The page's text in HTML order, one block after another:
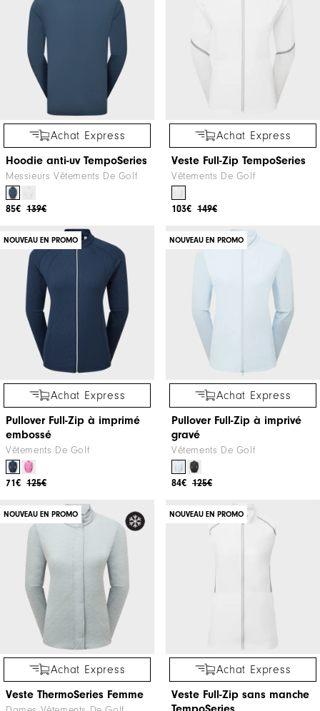
Achat Express
Hoodie anti-uv TempoSeries
Messieurs Vêtements De Golf
139€
85€
Achat Express
Veste Full-Zip TempoSeries
Vêtements De Golf
149€
103€
NOUVEAU EN PROMO
Achat Express
Pullover Full-Zip à imprimé
embossé
Vêtements De Golf
125€
71€
NOUVEAU EN PROMO
Achat Express
Pullover Full-Zip à imprivé
gravé
Vêtements De Golf
125€
84€
NOUVEAU EN PROMO
Achat Express
Veste ThermoSeries Femme
NOUVEAU EN PROMO
Achat Express
Veste Full-Zip sans manche